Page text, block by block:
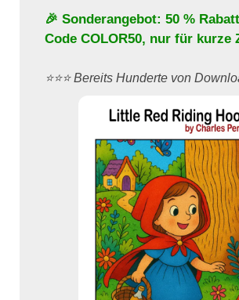
🎉 Sonderangebot: 50 %
Code COLOR50, nur für kurze
⭐️⭐️⭐️ Bereits Hunderte von